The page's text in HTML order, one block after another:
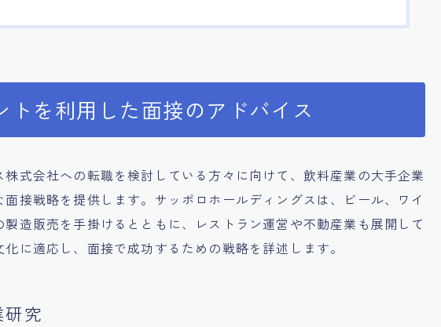
トを利用した面接のアドバイス
式会社への転職を検討している方々に向けて、飲料産業の大手企業
接戦略を提供します。サッポロホールディングスは、ビール、ワイ
造販売を手掛けるとともに、レストラン運営や不動産業も展開して
に適応し、面接で成功するための戦略を詳述します。
究